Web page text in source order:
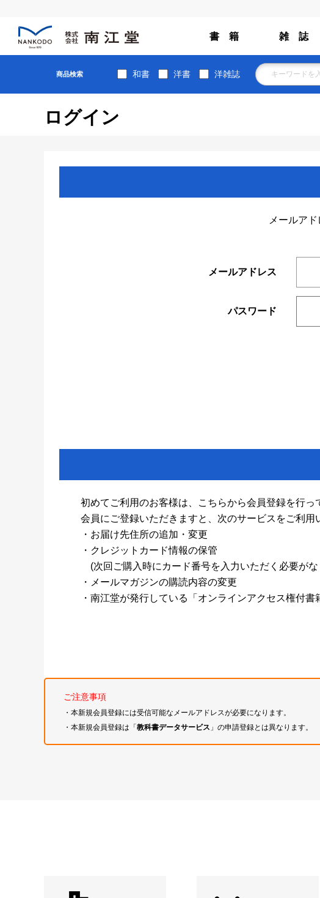
書 籍 雑 誌
商品検索 和書 洋書 洋雑誌
ログイン
メールア
メールアドレス
パスワード
初めてご利用のお客様は、こちらから会員登録を行っ
会員にご登録いただきますと、次のサービスをご利用
・お届け先住所の追加・変更
・クレジットカード情報の保管
(次回ご購入時にカード番号を入力いただく必要がな
・メールマガジンの購読内容の変更
・南江堂が発行している「オンラインアクセス権付書
ご注意事項
・本新規会員登録には受信可能なメールアドレスが必要になります。
・本新規会員登録は「教科書データサービス 」の申請登録とは異なります。